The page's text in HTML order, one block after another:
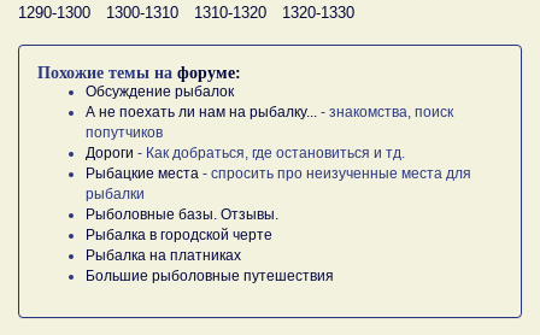
1290-1300
1300-1310 1310-1320 1320-1330
Похожие темы на форуме:
Обсуждение рыбалок
А не поехать ли нам на рыбалку...
- знакомства, поиск
попутчиков
Дороги - Как добраться, где остановиться и тд.
Рыбацкие места - спросить про неизученные места для
рыбалки
Рыболовные базы. Отзывы.
Рыбалка в городской черте
Рыбалка на платниках
Большие рыболовные путешествия